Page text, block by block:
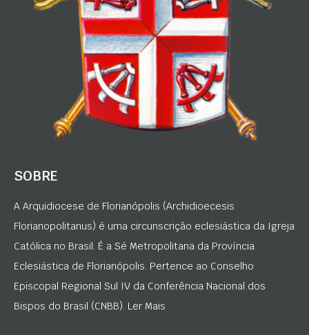
SOBRE
A Arquidiocese de Florianópolis (Archidioecesis
Florianopolitanus) é uma circunscrição eclesiástica da Igreja
Católica no Brasil. É a Sé Metropolitana da Província
Eclesiástica de Florianópolis. Pertence ao Conselho
Episcopal Regional Sul IV da Conferência Nacional dos
Bispos do Brasil (CNBB). Ler Mais